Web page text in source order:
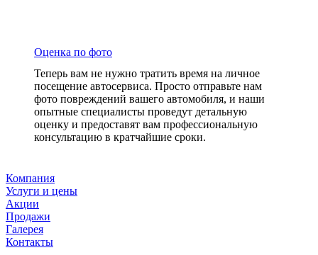
Оценка по фото
Теперь вам не нужно тратить время на личное
посещение автосервиса. Просто отправьте нам
фото повреждений вашего автомобиля, и наши
опытные специалисты проведут детальную
оценку и предоставят вам профессиональную
консультацию в кратчайшие сроки.
Компания
Услуги и цены
Акции
Продажи
Галерея
Контакты